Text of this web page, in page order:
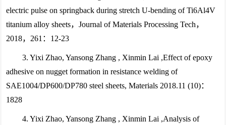
electric pulse on springback during stretch U-bending of Ti6Al4V
titanium alloy sheets，Journal of Materials Processing Tech，
2018，261：12-23
3. Yixi Zhao, Yansong Zhang , Xinmin Lai ,Effect of epoxy
adhesive on nugget formation in resistance welding of
SAE1004/DP600/DP780 steel sheets, Materials 2018.11 (10)：
1828
4. Yixi Zhao, Yansong Zhang , Xinmin Lai ,Analysis of